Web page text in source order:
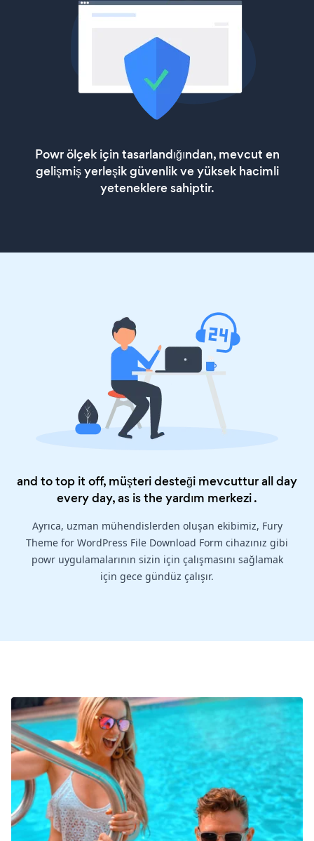
Powr ölçek için tasarlandığından, mevcut en
gelişmiş yerleşik güvenlik ve yüksek hacimli
yeteneklere sahiptir.
and to top it off, müşteri desteği mevcuttur all day
every day, as is theyardım merkezi.
Ayrıca, uzman mühendislerden oluşan ekibimiz, Fury
Theme for WordPress File Download Form cihazınız gibi
powr uygulamalarının sizin için çalışmasını sağlamak
için gece gündüz çalışır.